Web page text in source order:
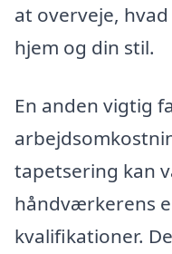
at overveje,
hjem og din stil.
En anden vigtig
tapetsering kan
håndværkerens
kvalifikationer.